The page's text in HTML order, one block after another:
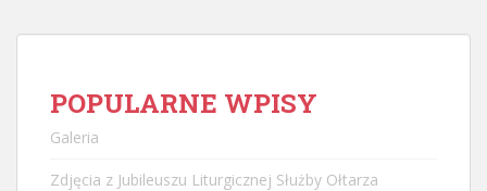
POPULARNE WPISY
Galeria
Zdjęcia z Jubileuszu Liturgicznej Służby Ołtarza